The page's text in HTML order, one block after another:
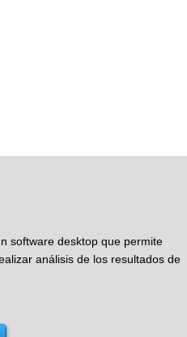
software desktop que permite
análisis de los resultados de